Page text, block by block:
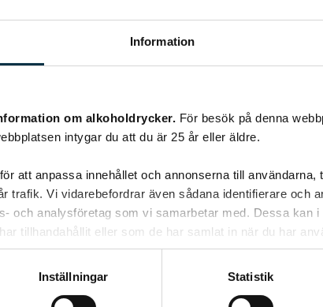
Information
om alkoholdrycker. För besök på denna
intygar du att du är 25 år eller äldre.
att anpassa innehållet och annonserna till användarna,
trafik. Vi vidarebefordrar även sådana identifierare och
och analysföretag som vi samarbetar med. Dessa kan
tillhandahållit eller som de har samlat in när du har
Inställningar Statistik
Gammelmormor Ellys
senapsgurka
senapsgurka. Detta har funnits så länge alla i
släkten kan minnas. Super gott!!